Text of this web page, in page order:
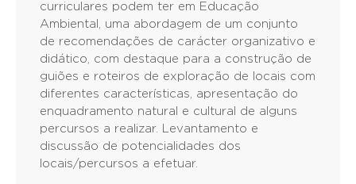
curriculares podem ter em Educação
Ambiental, uma abordagem de um conjunto
de recomendações de carácter organizativo e
didático, com destaque para a construção de
guiões e roteiros de exploração de locais com
diferentes características, apresentação do
enquadramento natural e cultural de alguns
percursos a realizar. Levantamento e
discussão de potencialidades dos
locais/percursos a efetuar.